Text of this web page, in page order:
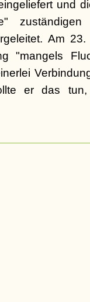
und
zuständigen
Am
"mangels
er das